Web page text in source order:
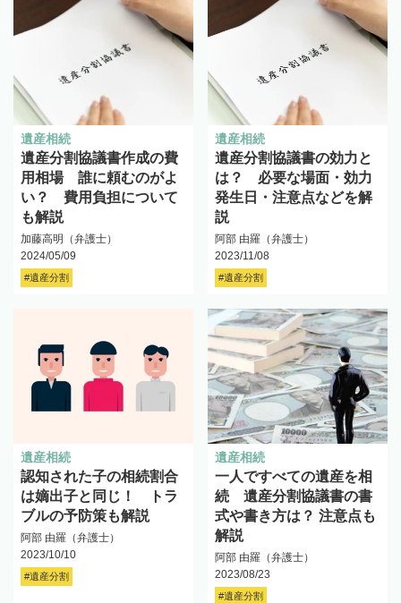
遺産相続
遺産分割協議書作成の費
用相場 誰に頼むのがよ
い？ 費用負担について
も解説
加藤高明（弁護士）
2024/05/09
#遺産分割
遺産相続
遺産分割協議書の効力と
は？ 必要な場面・効力
発生日・注意点などを解
説
阿部 由羅（弁護士）
2023/11/08
#遺産分割
遺産相続
認知された子の相続割合
は嫡出子と同じ！ トラ
ブルの予防策も解説
阿部 由羅（弁護士）
2023/10/10
#遺産分割
遺産相続
一人ですべての遺産を相
続 遺産分割協議書の書
式や書き方は？ 注意点も
解説
阿部 由羅（弁護士）
2023/08/23
#遺産分割